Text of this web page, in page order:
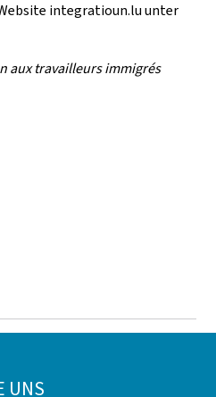
integratioun.lu unter
aux travailleurs immigrés
UNS